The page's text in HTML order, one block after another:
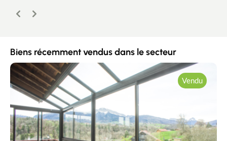
Précédent
Suivant
Biens récemment vendus dans le secteur
Vendu